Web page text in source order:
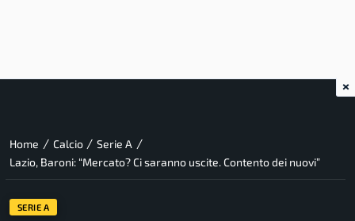
Home / Calcio / Serie A /
Lazio, Baroni: “Mercato? Ci saranno uscite. Contento dei nuovi”
SERIE A
×